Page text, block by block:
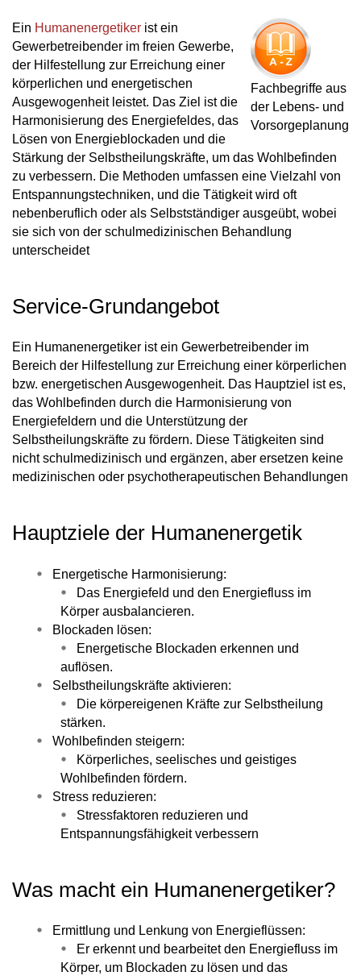
Fachbegriffe aus
der Lebens- und
Vorsorgeplanung
Ein Humanenergetiker ist ein
Gewerbetreibender im freien Gewerbe,
der Hilfestellung zur Erreichung einer
körperlichen und energetischen
Ausgewogenheit leistet. Das Ziel ist die
Harmonisierung des Energiefeldes, das
Lösen von Energieblockaden und die
Stärkung der Selbstheilungskräfte, um das Wohlbefinden
zu verbessern. Die Methoden umfassen eine Vielzahl von
Entspannungstechniken, und die Tätigkeit wird oft
nebenberuflich oder als Selbstständiger ausgeübt, wobei
sie sich von der schulmedizinischen Behandlung
unterscheidet
Service-Grundangebot
Ein Humanenergetiker ist ein Gewerbetreibender im
Bereich der Hilfestellung zur Erreichung einer körperlichen
bzw. energetischen Ausgewogenheit. Das Hauptziel ist es,
das Wohlbefinden durch die Harmonisierung von
Energiefeldern und die Unterstützung der
Selbstheilungskräfte zu fördern. Diese Tätigkeiten sind
nicht schulmedizinisch und ergänzen, aber ersetzen keine
medizinischen oder psychotherapeutischen Behandlungen
Hauptziele der Humanenergetik
Energetische Harmonisierung:
Das Energiefeld und den Energiefluss im
Körper ausbalancieren.
Blockaden lösen:
Energetische Blockaden erkennen und
auflösen.
Selbstheilungskräfte aktivieren:
Die körpereigenen Kräfte zur Selbstheilung
stärken.
Wohlbefinden steigern:
Körperliches, seelisches und geistiges
Wohlbefinden fördern.
Stress reduzieren:
Stressfaktoren reduzieren und
Entspannungsfähigkeit verbessern
Was macht ein Humanenergetiker?
Ermittlung und Lenkung von Energieflüssen:
Er erkennt und bearbeitet den Energiefluss im
Körper, um Blockaden zu lösen und das